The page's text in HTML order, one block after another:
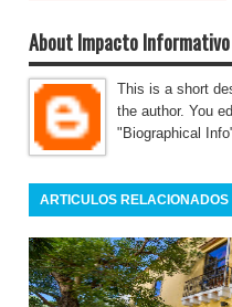
About Impacto Informativo
This is a short
the author. You
"Biographical
ARTICULOS RELACIONADOS